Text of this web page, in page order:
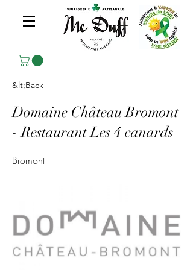
&lt;Back
Domaine Château Bromont
- Restaurant Les 4 canards
Bromont